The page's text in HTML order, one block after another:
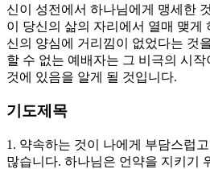
신이 성전에서 하나님에게 맹세한
이 당신의 삶의 자리에서 열매 맺게
신의 양심에 거리낌이 없었다는 것
할 수 없는 예배자는 그 비극의 시
것에 있음을 알게 될 것입니다.
기도제목
1. 약속하는 것이 나에게 부담스럽
많습니다. 하나님은 언약을 지키기